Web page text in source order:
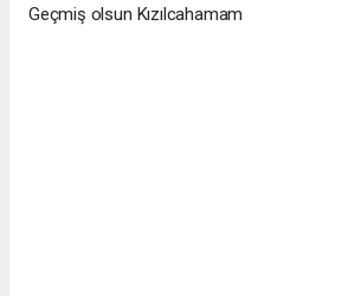
Geçmiş olsun Kızılcahamam